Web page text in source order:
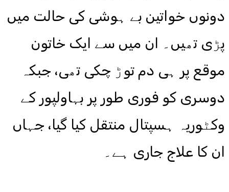
دونوں خواتین بے ہوشی کی حالت میں
پڑی تھیں۔ ان میں سے ایک خاتون
موقع پر ہی دم توڑ چکی تھی، جبکہ
دوسری کو فوری طور پر بہاولپور کے
وکٹوریہ ہسپتال منتقل کیا گیا، جہاں
ان کا علاج جاری ہے۔